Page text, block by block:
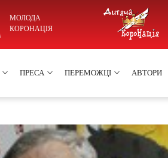
МОЛОДА
КОРОНАЦІЯ
ПРЕСА ПЕРЕМОЖЦІ АВТОРИ